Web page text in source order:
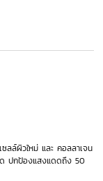
ลล์ผิวใหม่ และ คอลลาเจน
ด ปกป้องแสงแดดถึง 50